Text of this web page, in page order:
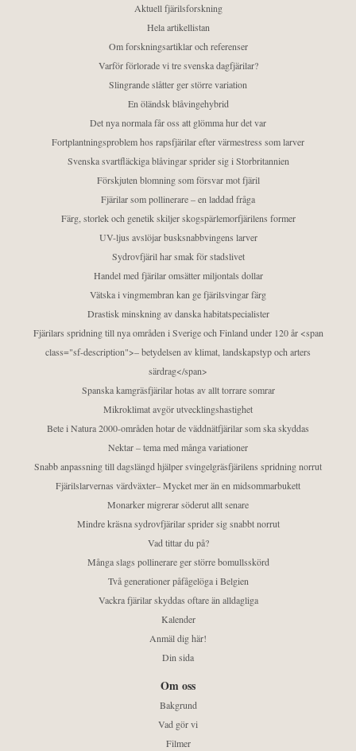
Aktuell fjärilsforskning
Hela artikellistan
Om forskningsartiklar och referenser
Varför förlorade vi tre svenska dagfjärilar?
Slingrande slåtter ger större variation
En öländsk blåvingehybrid
Det nya normala får oss att glömma hur det var
Fortplantningsproblem hos rapsfjärilar efter värmestress som larver
Svenska svartfläckiga blåvingar sprider sig i Storbritannien
Förskjuten blomning som försvar mot fjäril
Fjärilar som pollinerare – en laddad fråga
Färg, storlek och genetik skiljer skogspärlemorfjärilens former
UV-ljus avslöjar busksnabbvingens larver
Sydrovfjäril har smak för stadslivet
Handel med fjärilar omsätter miljontals dollar
Vätska i vingmembran kan ge fjärilsvingar färg
Drastisk minskning av danska habitatspecialister
Fjärilars spridning till nya områden i Sverige och Finland under 120 år <span
class="sf-description">– betydelsen av klimat, landskapstyp och arters
särdrag</span>
Spanska kamgräsfjärilar hotas av allt torrare somrar
Mikroklimat avgör utvecklingshastighet
Bete i Natura 2000-områden hotar de väddnätfjärilar som ska skyddas
Nektar – tema med många variationer
Snabb anpassning till dagslängd hjälper svingelgräsfjärilens spridning norrut
Fjärilslarvernas värdväxter– Mycket mer än en midsommarbukett
Monarker migrerar söderut allt senare
Mindre kräsna sydrovfjärilar sprider sig snabbt norrut
Vad tittar du på?
Många slags pollinerare ger större bomullsskörd
Två generationer påfågelöga i Belgien
Vackra fjärilar skyddas oftare än alldagliga
Kalender
Anmäl dig här!
Din sida
Om oss
Bakgrund
Vad gör vi
Filmer